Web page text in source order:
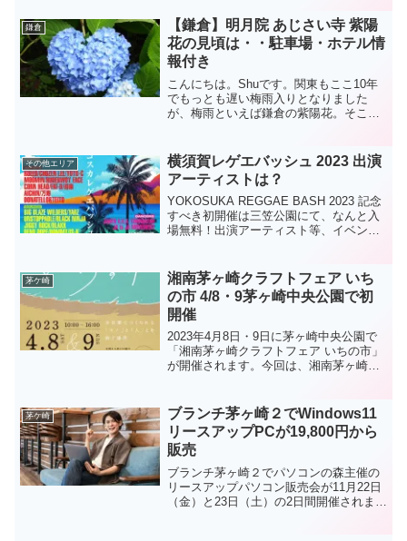
となった横須賀レゲエバッシュ、今年の
出演アーティス...
鎌倉
【鎌倉】明月院 あじさい寺 紫陽
花の見頃は・・駐車場・ホテル情
報付き
こんにちは。Shuです。関東もここ10年
でもっとも遅い梅雨入りとなりました
が、梅雨といえば鎌倉の紫陽花。そこ
土、日曜と閉門となります。 ご注意下
さい。明月院とは126...
その他エリア
横須賀レゲエバッシュ 2023 出演
アーティストは？
YOKOSUKA REGGAE BASH 2023 記念
すべき初開催は三笠公園にて、なんと入
場無料！出演アーティスト等、イベント
める音楽フェスへGo！
茅ケ崎
湘南茅ヶ崎クラフトフェア いち
の市 4/8・9茅ヶ崎中央公園で初
開催
2023年4月8日・9日に茅ヶ崎中央公園で
「湘南茅ヶ崎クラフトフェア いちの市」
が開催されます。今回は、湘南茅ヶ崎ク
ご紹介します。あなただけの逸品に出会
えるかもしれま...
茅ケ崎
ブランチ茅ヶ崎２でWindows11
リースアップPCが19,800円から
販売
ブランチ茅ヶ崎２でパソコンの森主催の
リースアップパソコン販売会が11月22日
（金）と23日（土）の2日間開催されま